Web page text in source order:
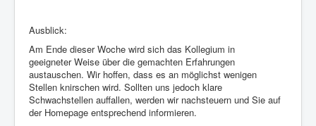
Ausblick:
Am Ende dieser Woche wird sich das Kollegium in
geeigneter Weise über die gemachten Erfahrungen
austauschen. Wir hoffen, dass es an möglichst wenigen
Stellen knirschen wird. Sollten uns jedoch klare
Schwachstellen auffallen, werden wir nachsteuern und Sie auf
der Homepage entsprechend informieren.